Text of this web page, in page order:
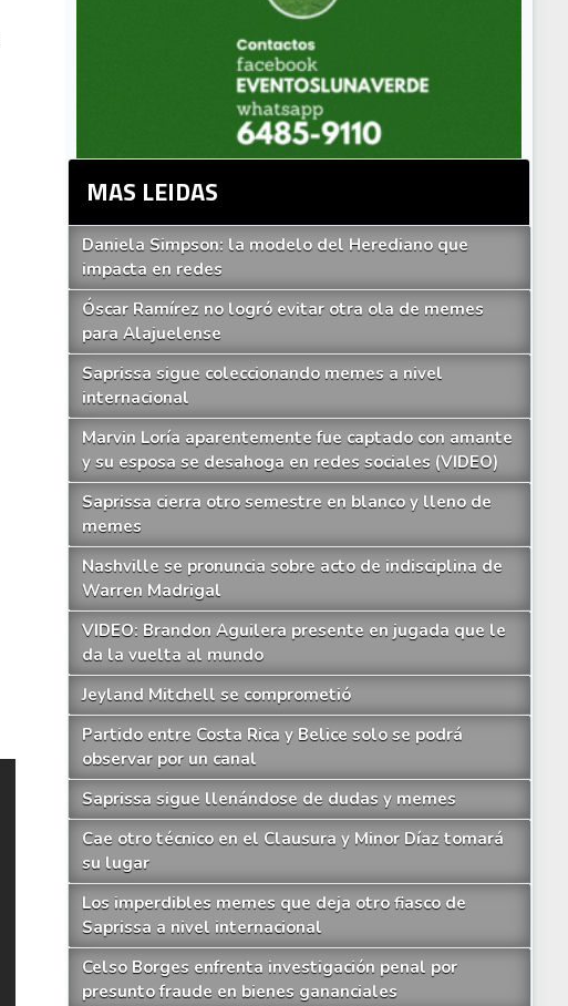
MAS LEIDAS
Daniela Simpson: la modelo del Herediano que
impacta en redes
Óscar Ramírez no logró evitar otra ola de memes
para Alajuelense
Saprissa sigue coleccionando memes a nivel
internacional
Marvin Loría aparentemente fue captado con amante
y su esposa se desahoga en redes sociales (VIDEO)
Saprissa cierra otro semestre en blanco y lleno de
memes
Nashville se pronuncia sobre acto de indisciplina de
Warren Madrigal
VIDEO: Brandon Aguilera presente en jugada que le
da la vuelta al mundo
Jeyland Mitchell se comprometió
Partido entre Costa Rica y Belice solo se podrá
observar por un canal
Saprissa sigue llenándose de dudas y memes
Cae otro técnico en el Clausura y Minor Díaz tomará
su lugar
Los imperdibles memes que deja otro fiasco de
Saprissa a nivel internacional
Celso Borges enfrenta investigación penal por
presunto fraude en bienes gananciales